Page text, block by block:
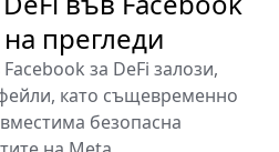
прегледи
за DeFi залози,
като същевременно
безопасна